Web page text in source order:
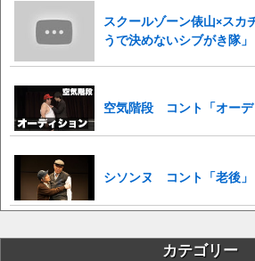
スクールゾーン俵山×ス
うで決めないシブがき隊」
空気階段 コント「オーデ
シソンヌ コント「老後」
カテゴリー